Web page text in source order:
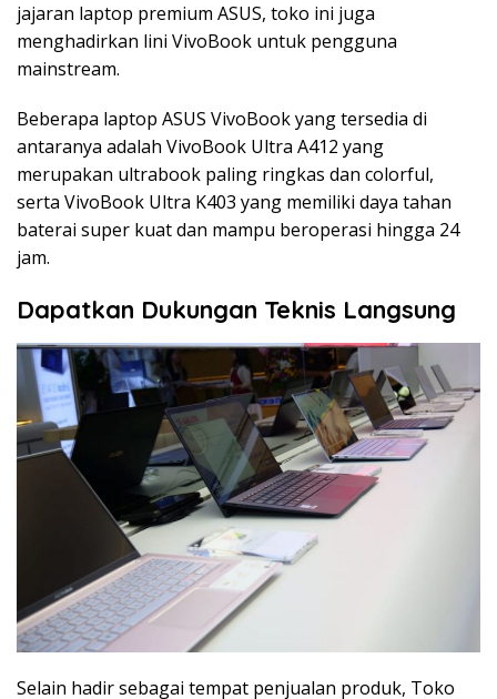
jajaran laptop premium ASUS, toko ini juga
menghadirkan lini VivoBook untuk pengguna
mainstream.
Beberapa laptop ASUS VivoBook yang tersedia di
antaranya adalah VivoBook Ultra A412 yang
merupakan ultrabook paling ringkas dan colorful,
serta VivoBook Ultra K403 yang memiliki daya tahan
baterai super kuat dan mampu beroperasi hingga 24
jam.
Dapatkan Dukungan Teknis Langsung
Selain hadir sebagai tempat penjualan produk, Toko